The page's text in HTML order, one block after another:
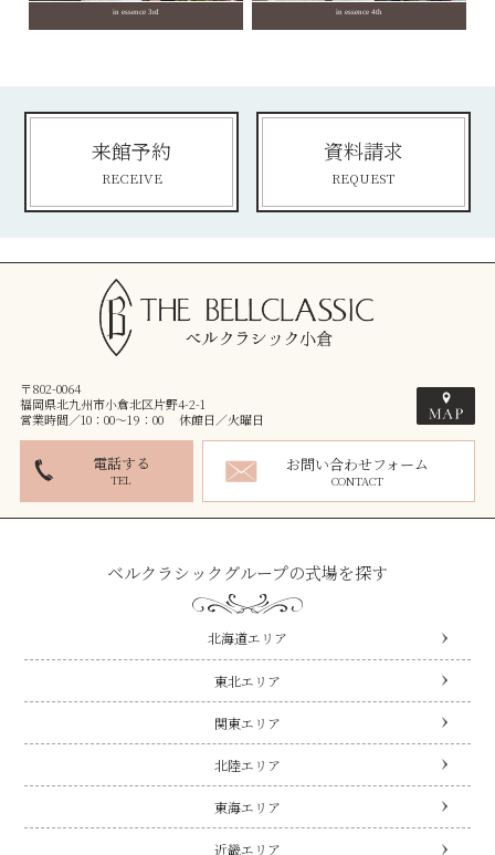
in essence 3rd in essence 4th
来館予約
RECEIVE
資料請求
REQUEST
〒802-0064
福岡県北九州市小倉北区片野4-2-1
営業時間／10：00～19：00 休館日／火曜日
電話する
TEL
お問い合わせフォーム
CONTACT
ベルクラシックグループの式場を探す
北海道エリア
東北エリア
関東エリア
北陸エリア
東海エリア
近畿エリア